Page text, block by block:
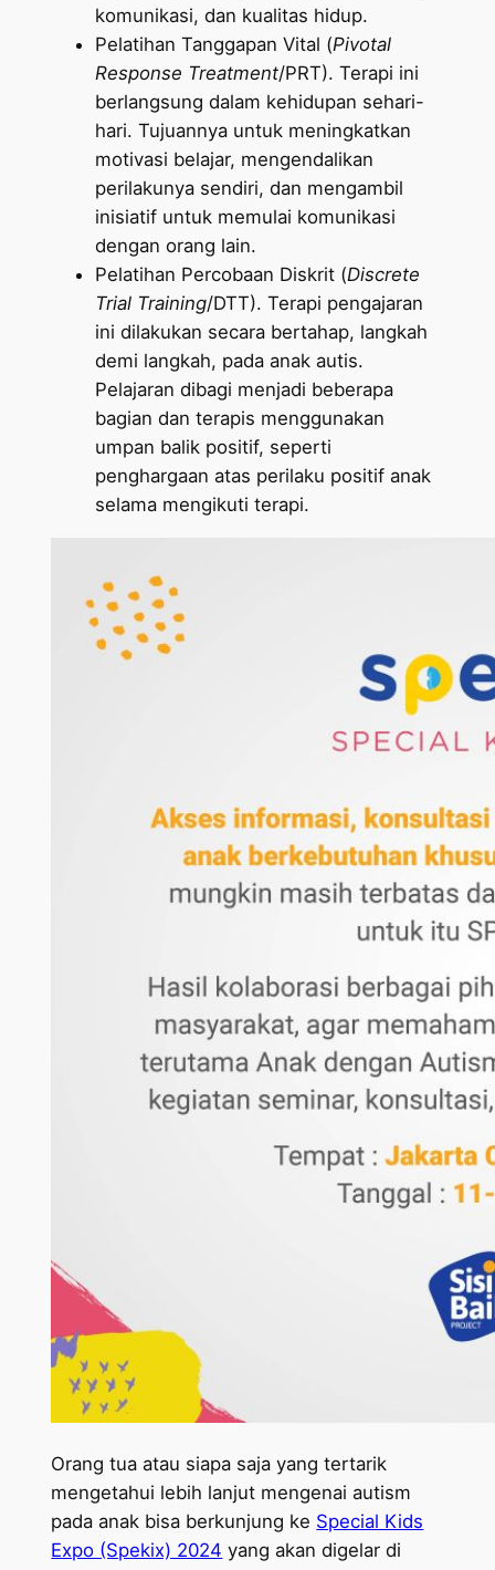
komunikasi, dan kualitas hidup.
Pelatihan Tanggapan Vital (Pivotal
Response Treatment/PRT). Terapi ini
berlangsung dalam kehidupan sehari-
hari. Tujuannya untuk meningkatkan
motivasi belajar, mengendalikan
perilakunya sendiri, dan mengambil
inisiatif untuk memulai komunikasi
dengan orang lain.
Pelatihan Percobaan Diskrit (Discrete
Trial Training/DTT). Terapi pengajaran
ini dilakukan secara bertahap, langkah
demi langkah, pada anak autis.
Pelajaran dibagi menjadi beberapa
bagian dan terapis menggunakan
umpan balik positif, seperti
penghargaan atas perilaku positif anak
selama mengikuti terapi.
Orang tua atau siapa saja yang tertarik
mengetahui lebih lanjut mengenai autism
pada anak bisa berkunjung ke Special Kids
Expo (Spekix) 2024 yang akan digelar di